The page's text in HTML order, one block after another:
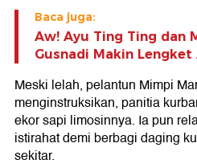
Baca juga:
Aw! Ayu Ting Ting dan
Gusnadi Makin Lengket
Meski lelah, pelantun Mimpi
menginstruksikan, panitia
ekor sapi limosinnya. Ia pun
istirahat demi berbagi daging
sekitar.